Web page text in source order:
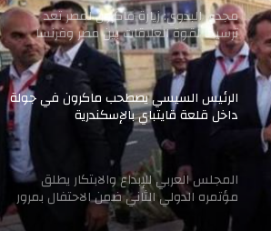
مجدى البدوي: زيارة ماكرون لمصر تعد
ترسيخا لقوة العلاقات بين مصر وفرنسا
الرئيس السيسي يصطحب ماكرون في جولة
داخل قلعة قايتباي بالإسكندرية
المجلس العربي للإبداع والابتكار يطلق
مؤتمره الدولي الثاني ضمن الاحتفال بمرور
16 عاما للتنمية المستدامة